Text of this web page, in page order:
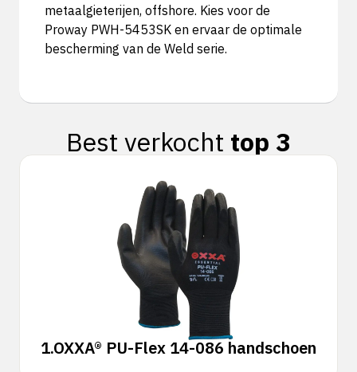
metaalgieterijen, offshore. Kies voor de
Proway PWH-5453SK en ervaar de optimale
bescherming van de Weld serie.
Best verkocht top 3
1.OXXA® PU-Flex 14-086 handschoen